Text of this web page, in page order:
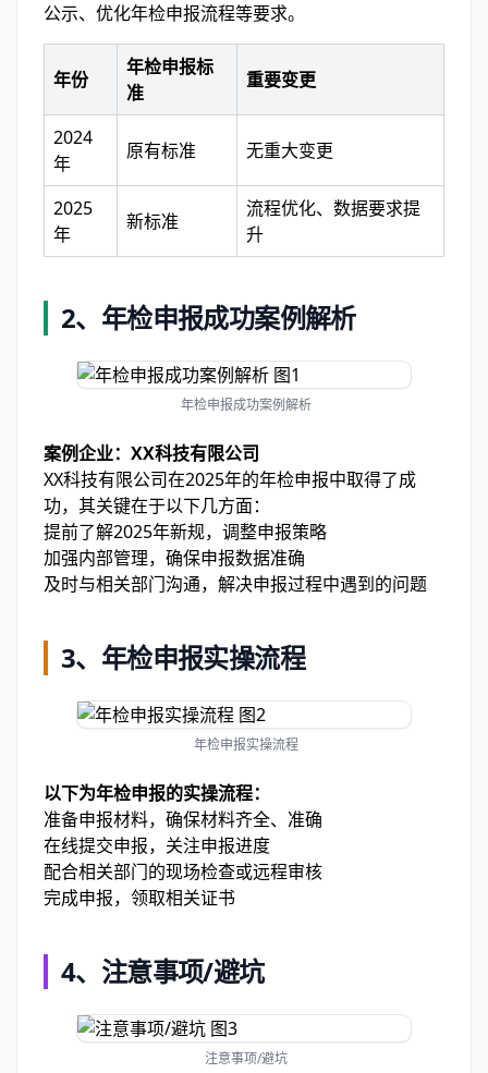
公示、优化年检申报流程等要求。
年份
年检申报标
准
重要变更
2024
年
原有标准 无重大变更
2025
年
新标准
流程优化、数据要求提
升
2、年检申报成功案例解析
年检申报成功案例解析
案例企业：XX科技有限公司
XX科技有限公司在2025年的年检申报中取得了成
功，其关键在于以下几方面：
提前了解2025年新规，调整申报策略
加强内部管理，确保申报数据准确
及时与相关部门沟通，解决申报过程中遇到的问题
3、年检申报实操流程
年检申报实操流程
以下为年检申报的实操流程：
准备申报材料，确保材料齐全、准确
在线提交申报，关注申报进度
配合相关部门的现场检查或远程审核
完成申报，领取相关证书
4、注意事项/避坑
注意事项/避坑